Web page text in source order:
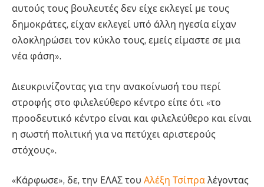
αυτούς τους βουλευτές δεν είχε εκλεγεί με τους
δημοκράτες, είχαν εκλεγεί υπό άλλη ηγεσία είχαν
ολοκληρώσει τον κύκλο τους, εμείς είμαστε σε μια
νέα φάση».
Διευκρινίζοντας για την ανακοίνωσή του περί
στροφής στο φιλελεύθερο κέντρο είπε ότι «το
προοδευτικό κέντρο είναι και φιλελεύθερο και είναι
η σωστή πολιτική για να πετύχει αριστερούς
στόχους».
«Κάρφωσε», δε, την ΕΛΑΣ του Αλέξη Τσίπρα λέγοντας